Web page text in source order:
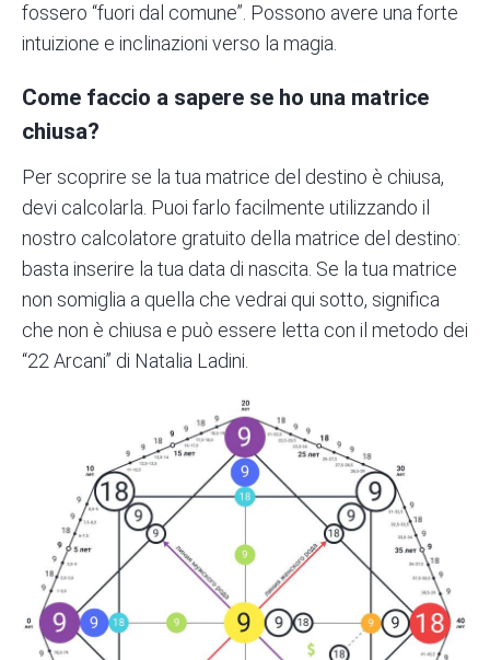
fossero “fuori dal comune”. Possono avere una forte
intuizione e inclinazioni verso la magia.
Come faccio a sapere se ho una matrice
chiusa?
Per scoprire se la tua matrice del destino è chiusa,
devi calcolarla. Puoi farlo facilmente utilizzando il
nostro calcolatore gratuito della matrice del destino:
basta inserire la tua data di nascita. Se la tua matrice
non somiglia a quella che vedrai qui sotto, significa
che non è chiusa e può essere letta con il metodo dei
“22 Arcani” di Natalia Ladini.